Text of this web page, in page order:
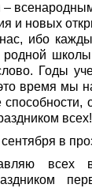
–
и новых
ибо
родной
Годы
время мы
всех!
в
всех